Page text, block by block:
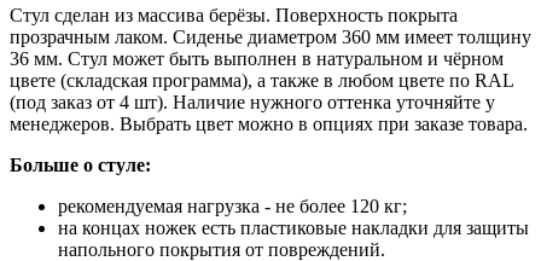
Стул сделан из массива берёзы. Поверхность покрыта
прозрачным лаком. Сиденье диаметром 360 мм имеет толщину
36 мм. Стул может быть выполнен в натуральном и чёрном
цвете (складская программа), а также в любом цвете по RAL
(под заказ от 4 шт). Наличие нужного оттенка уточняйте у
менеджеров. Выбрать цвет можно в опциях при заказе товара.
Больше о стуле:
рекомендуемая нагрузка - не более 120 кг;
на концах ножек есть пластиковые накладки для защиты
напольного покрытия от повреждений.